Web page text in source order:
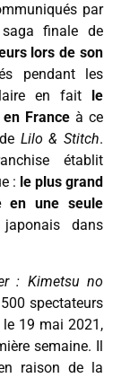
par
finale de
lors de son
pendant les
en faitle
France à ce
Lilo & Stitch.
établit
: le plus grand
en une seule
dans
: Kimetsu no
spectateurs
le 19 mai 2021,
semaine. Il
raison de la